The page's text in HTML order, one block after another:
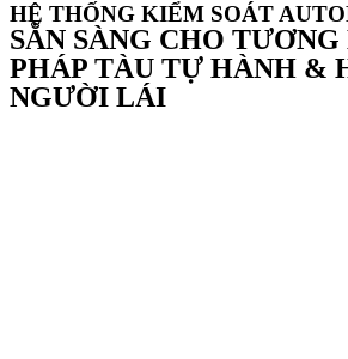
HỆ THỐNG KIỂM SOÁT
SẴN SÀNG CHO
PHÁP TÀU TỰ HÀNH &
NGƯỜI LÁI